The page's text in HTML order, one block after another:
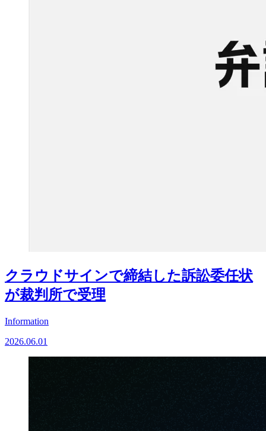
クラウドサインで締結した訴訟委任状
が裁判所で受理
Information
2026.06.01